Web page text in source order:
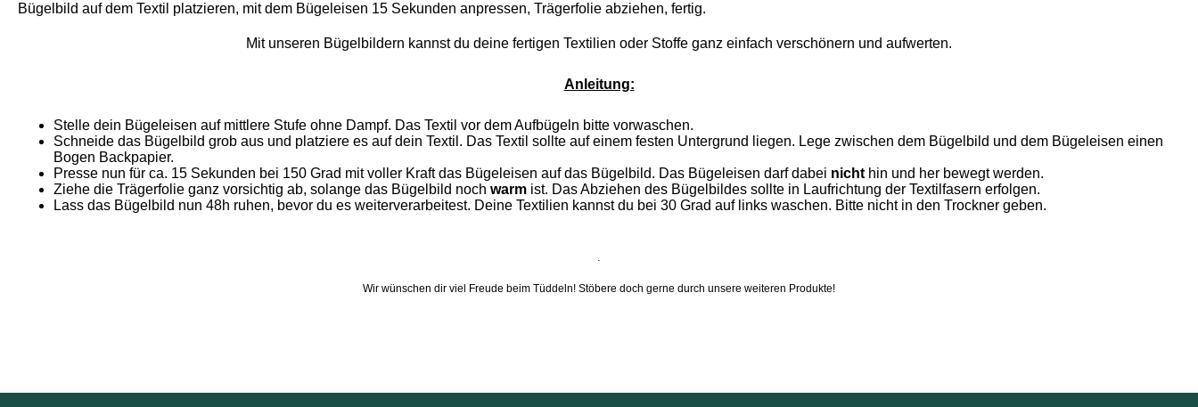
Bügelbild auf dem Textil platzieren, mit dem Bügeleisen 15 Sekunden anpressen, Trägerfolie abziehen, fertig.
Mit unseren Bügelbildern kannst du deine fertigen Textilien oder Stoffe ganz einfach verschönern und aufwerten.
Anleitung:
Stelle dein Bügeleisen auf mittlere Stufe ohne Dampf. Das Textil vor dem Aufbügeln bitte vorwaschen.
Schneide das Bügelbild grob aus und platziere es auf dein Textil. Das Textil sollte auf einem festen Untergrund liegen. Lege zwischen dem Bügelbild und dem Bügeleisen einen
Bogen Backpapier.
Presse nun für ca. 15 Sekunden bei 150 Grad mit voller Kraft das Bügeleisen auf das Bügelbild. Das Bügeleisen darf dabei nicht hin und her bewegt werden.
Ziehe die Trägerfolie ganz vorsichtig ab, solange das Bügelbild noch warm ist. Das Abziehen des Bügelbildes sollte in Laufrichtung der Textilfasern erfolgen.
Lass das Bügelbild nun 48h ruhen, bevor du es weiterverarbeitest. Deine Textilien kannst du bei 30 Grad auf links waschen. Bitte nicht in den Trockner geben.
.
Wir wünschen dir viel Freude beim Tüddeln! Stöbere doch gerne durch unsere weiteren Produkte!